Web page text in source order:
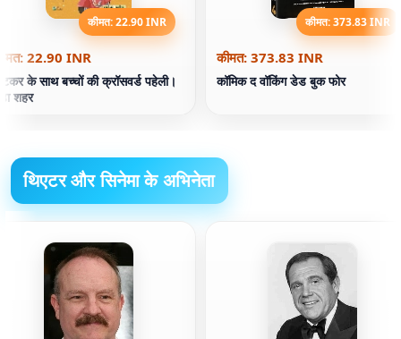
कीमत: 22.90 INR
22.90 INR
के साथ बच्चों की क्रॉसवर्ड पहेली।
शहर
कीमत: 373.83 INR
कीमत: 373.83 INR
कॉमिक द वॉकिंग डेड बुक फोर
थिएटर और सिनेमा के अभिनेता